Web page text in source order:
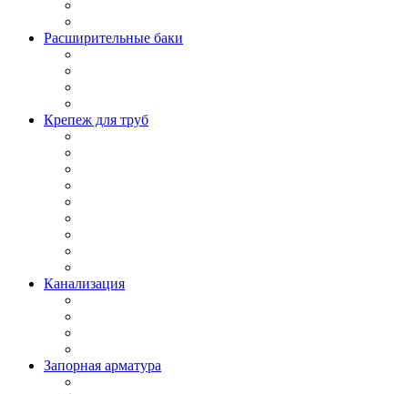
Расширительные баки
Крепеж для труб
Канализация
Запорная арматура